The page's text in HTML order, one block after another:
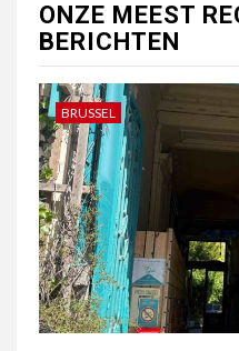
ONZE MEEST
BERICHTEN
BRUSSEL